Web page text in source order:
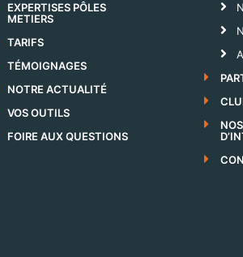
EXPERTISES PÔLES
METIERS
TARIFS
TÉMOIGNAGES
NOTRE ACTUALITÉ
VOS OUTILS
FOIRE AUX QUESTIONS